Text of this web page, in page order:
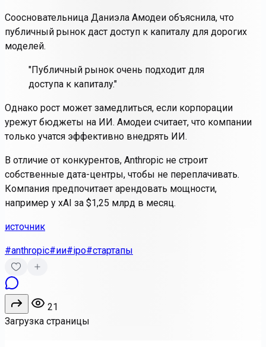
Соосновательница Даниэла Амодеи объяснила, что
публичный рынок даст доступ к капиталу для дорогих
моделей.
"Публичный рынок очень подходит для
доступа к капиталу."
Однако рост может замедлиться, если корпорации
урежут бюджеты на ИИ. Амодеи считает, что компании
только учатся эффективно внедрять ИИ.
В отличие от конкурентов, Anthropic не строит
собственные дата-центры, чтобы не переплачивать.
Компания предпочитает арендовать мощности,
например у xAI за $1,25 млрд в месяц.
источник
#anthropic#ии#ipo#стартапы
21
Загрузка страницы